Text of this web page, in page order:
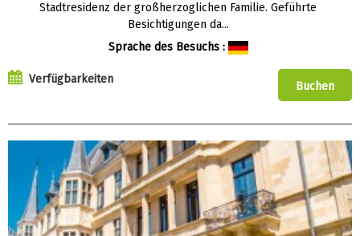
Stadtresidenz der großherzoglichen Familie. Geführte
Besichtigungen da...
Sprache des Besuchs :
Verfügbarkeiten
Buchen